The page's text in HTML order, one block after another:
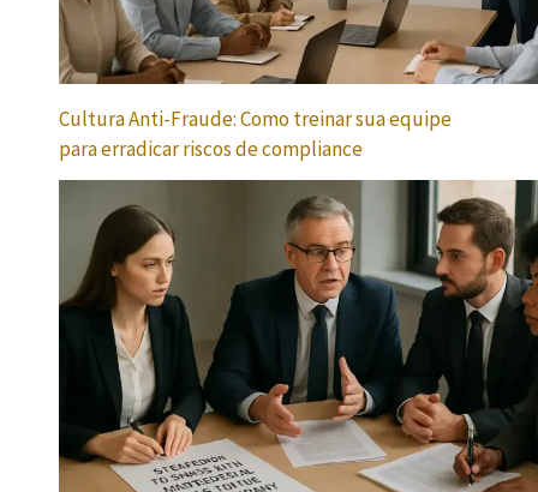
Cultura Anti-Fraude: Como treinar sua equipe
para erradicar riscos de compliance